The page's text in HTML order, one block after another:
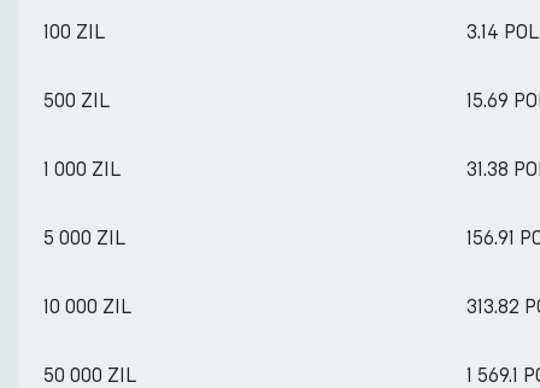
100 ZIL 3.14 POL
500 ZIL 15.69
1 000 ZIL 31.38
5 000 ZIL 156.91
10 000 ZIL 313.82
50 000 ZIL 1 569.1